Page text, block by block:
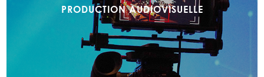
PRODUCTION AUDIOVISUELLE